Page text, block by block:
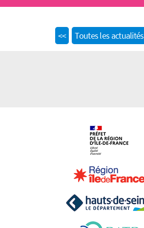
<<Previous
Toutes les actualités